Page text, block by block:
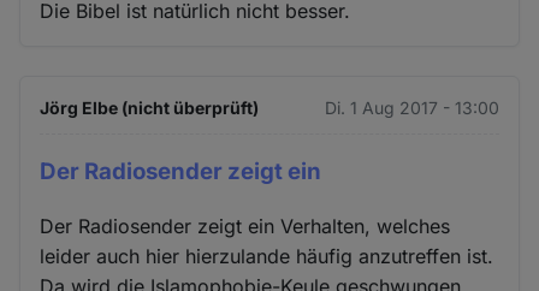
Die Bibel ist natürlich nicht besser.
Jörg Elbe (nicht überprüft) Di. 1 Aug 2017 - 13:00
Der Radiosender zeigt ein
Der Radiosender zeigt ein Verhalten, welches
leider auch hier hierzulande häufig anzutreffen ist.
Da wird die Islamophobie-Keule geschwungen,